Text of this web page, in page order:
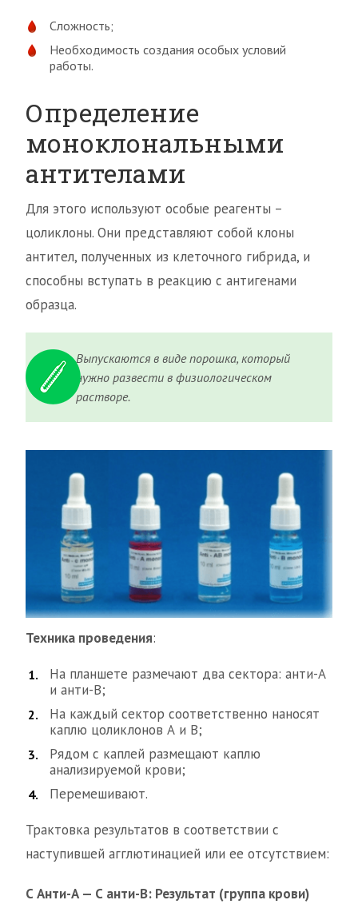
Сложность;
Необходимость создания особых условий
работы.
Определение
моноклональными
антителами
Для этого используют особые реагенты –
цоликлоны. Они представляют собой клоны
антител, полученных из клеточного гибрида, и
способны вступать в реакцию с антигенами
образца.
Выпускаются в виде порошка, который
нужно развести в физиологическом
растворе.
Техника проведения:
На планшете размечают два сектора: анти-А
и анти-В;
На каждый сектор соответственно наносят
каплю цоликлонов А и В;
Рядом с каплей размещают каплю
анализируемой крови;
Перемешивают.
Трактовка результатов в соответствии с
наступившей агглютинацией или ее отсутствием:
С Анти-А — С анти-В: Результат (группа крови)